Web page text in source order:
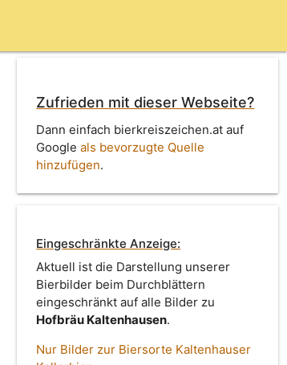
Zufrieden mit dieser Webseite?
Dann einfach bierkreiszeichen.at auf
Googleals bevorzugte Quelle
hinzufügen.
Eingeschränkte Anzeige:
Aktuell ist die Darstellung unserer
Bierbilder beim Durchblättern
eingeschränkt auf alle Bilder zu
Hofbräu Kaltenhausen.
Nur Bilder zur Biersorte Kaltenhauser